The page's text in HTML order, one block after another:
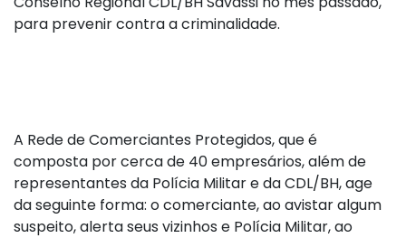
para prevenir contra a criminalidade.
A Rede de Comerciantes Protegidos, que é
composta por cerca de 40 empresários, além de
representantes da Polícia Militar e da CDL/BH, age
da seguinte forma: o comerciante, ao avistar algum
suspeito, alerta seus vizinhos e Polícia Militar, ao